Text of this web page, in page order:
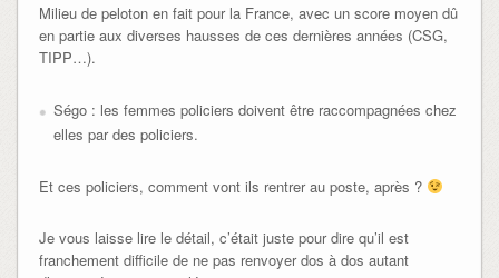
Milieu de peloton en fait pour la France, avec un score moyen dû
en partie aux diverses hausses de ces dernières années (CSG,
TIPP…).
Ségo : les femmes policiers doivent être raccompagnées chez
elles par des policiers.
Et ces policiers, comment vont ils rentrer au poste, après ?
Je vous laisse lire le détail, c’était juste pour dire qu’il est
franchement difficile de ne pas renvoyer dos à dos autant